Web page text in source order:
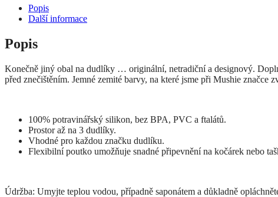
množství
Popis
Další informace
Popis
Konečně jiný obal na dudlíky … originální, netradiční a designový.
před znečištěním. Jemné zemité barvy, na které jsme při Mushie
100% potravinářský silikon, bez BPA, PVC a ftalátů.
Prostor až na 3 dudlíky.
Vhodné pro každou značku dudlíku.
Flexibilní poutko umožňuje snadné připevnění na kočárek nebo
Údržba: Umyjte teplou vodou, případně saponátem a důkladně